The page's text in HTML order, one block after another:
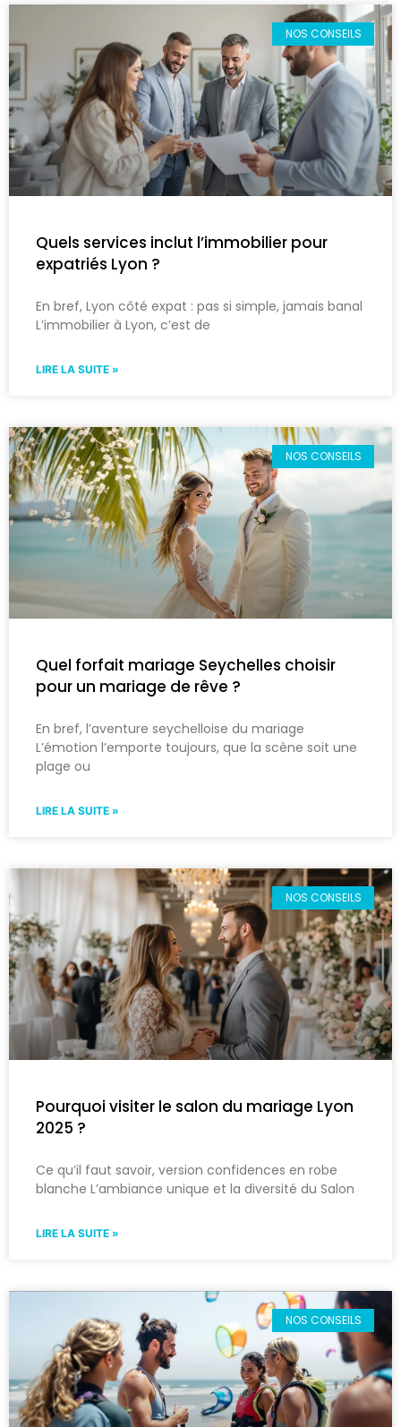
NOS CONSEILS
Quels services inclut l’immobilier pour
expatriés Lyon ?
En bref, Lyon côté expat : pas si simple, jamais banal
L’immobilier à Lyon, c’est de
LIRE LA SUITE »
NOS CONSEILS
Quel forfait mariage Seychelles choisir
pour un mariage de rêve ?
En bref, l’aventure seychelloise du mariage
L’émotion l’emporte toujours, que la scène soit une
plage ou
LIRE LA SUITE »
NOS CONSEILS
Pourquoi visiter le salon du mariage Lyon
2025 ?
Ce qu’il faut savoir, version confidences en robe
blanche L’ambiance unique et la diversité du Salon
LIRE LA SUITE »
NOS CONSEILS